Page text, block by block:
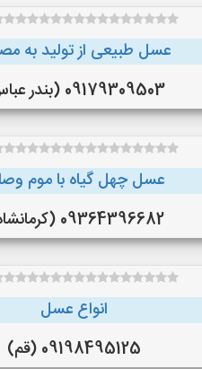
عسل طبیعی از تولید به
09179309503 (بندر عباس)
عسل چهل گیاه با موم
09364396682 (کرمانشاه )
انواع عسل
09198495125 (قم)